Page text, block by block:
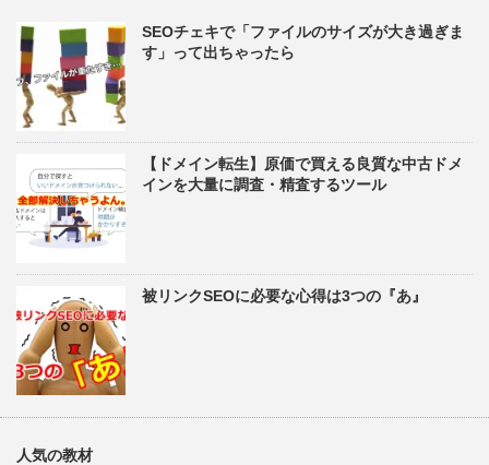
SEOチェキで「ファイルのサイズが大き過ぎま
す」って出ちゃったら
【ドメイン転生】原価で買える良質な中古ドメ
インを大量に調査・精査するツール
被リンクSEOに必要な心得は3つの『あ』
人気の教材